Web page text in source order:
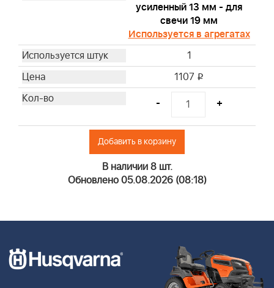
усиленный 13 мм - для
свечи 19 мм
Используется в агрегатах
1
1107 i
- +
Добавить в корзину
В наличии 8 шт.
Обновлено 05.08.2026 (08:18)